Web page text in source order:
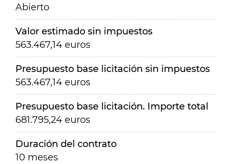
Abierto
Valor estimado sin impuestos
563.467,14 euros
Presupuesto base licitación sin impuestos
563.467,14 euros
Presupuesto base licitación. Importe total
681.795,24 euros
Duración del contrato
10 meses